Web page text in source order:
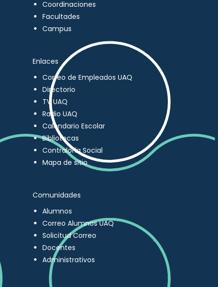
Coordinaciones
Facultades
Campus
Enlaces
Correo de Empleados UAQ
Directorio
TV UAQ
Radio UAQ
Calendario Escolar
Bibliotecas
Contraloría Social
Mapa de sitio
Comunidades
Alumnos
Correo Alumnos UAQ
Solicitud Correo
Docentes
Administrativos